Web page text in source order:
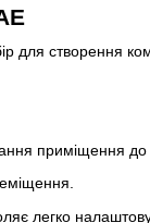
для створення
приміщення до
легко